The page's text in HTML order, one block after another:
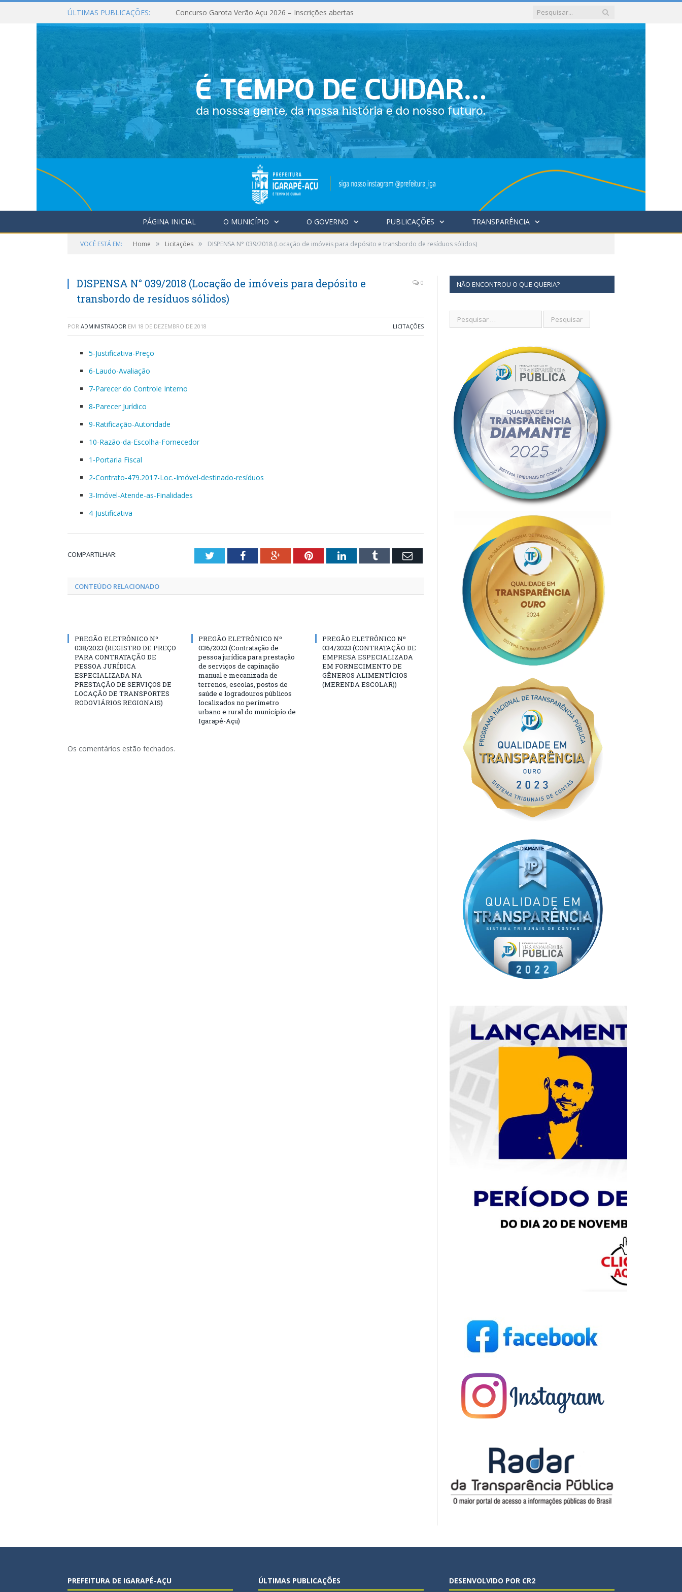
ÚLTIMAS PUBLICAÇÕES: Concurso Garota Verão Açu 2026 – Inscrições abertas
PÁGINA INICIAL O MUNICÍPIO O GOVERNO PUBLICAÇÕES TRANSPARÊNCIA
VOCÊ ESTÁ EM: Home » Licitações » DISPENSA N° 039/2018 (Locação de imóveis para depósito e transbordo de resíduos sólidos)
DISPENSA N° 039/2018 (Locação de imóveis para depósito e
transbordo de resíduos sólidos)
0
POR ADMINISTRADOR EM 18 DE DEZEMBRO DE 2018 LICITAÇÕES
5-Justificativa-Preço
6-Laudo-Avaliação
7-Parecer do Controle Interno
8-Parecer Jurídico
9-Ratificação-Autoridade
10-Razão-da-Escolha-Fornecedor
1-Portaria Fiscal
2-Contrato-479.2017-Loc.-Imóvel-destinado-resíduos
3-Imóvel-Atende-as-Finalidades
4-Justificativa
COMPARTILHAR: TwitterFacebookGoogle+PinterestLinkedInTumblr Email
CONTEÚDO RELACIONADO
PREGÃO ELETRÔNICO Nº
038/2023 (REGISTRO DE PREÇO
PARA CONTRATAÇÃO DE
PESSOA JURÍDICA
ESPECIALIZADA NA
PRESTAÇÃO DE SERVIÇOS DE
LOCAÇÃO DE TRANSPORTES
RODOVIÁRIOS REGIONAIS)
PREGÃO ELETRÔNICO Nº
036/2023 (Contratação de
pessoa jurídica para prestação
de serviços de capinação
manual e mecanizada de
terrenos, escolas, postos de
saúde e logradouros públicos
localizados no perímetro
urbano e rural do município de
Igarapé-Açu)
PREGÃO ELETRÔNICO Nº
034/2023 (CONTRATAÇÃO DE
EMPRESA ESPECIALIZADA
EM FORNECIMENTO DE
GÊNEROS ALIMENTÍCIOS
(MERENDA ESCOLAR))
Os comentários estão fechados.
NÃO ENCONTROU O QUE QUERIA?
PREFEITURA DE IGARAPÉ-AÇU ÚLTIMAS PUBLICAÇÕES DESENVOLVIDO POR CR2